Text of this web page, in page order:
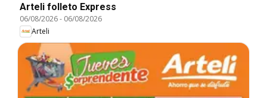
Arteli folleto Express
06/08/2026- 06/08/2026
Arteli